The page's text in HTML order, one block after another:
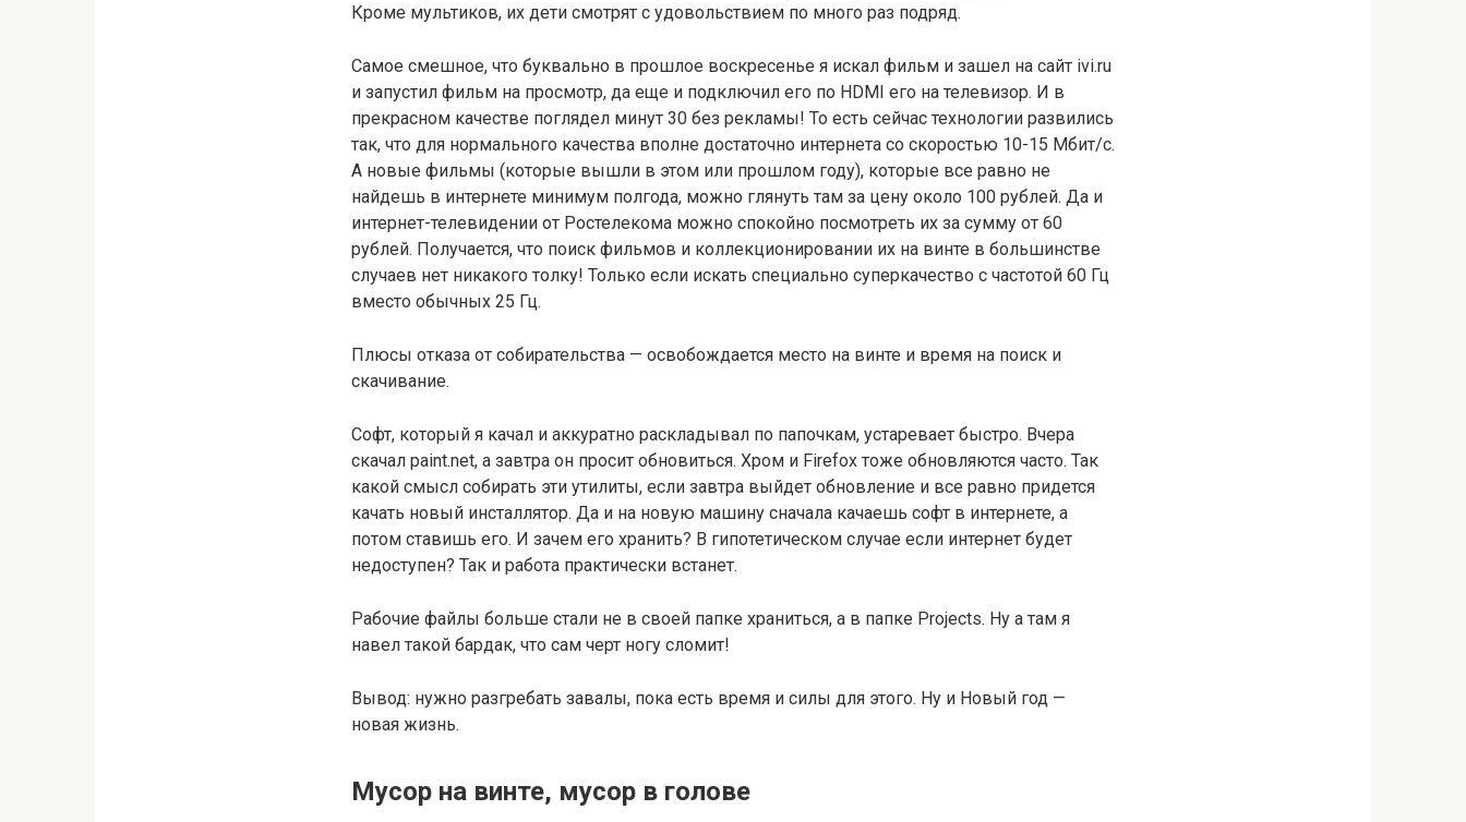
Кроме мультиков, их дети смотрят с удовольствием по много раз подряд.
Самое смешное, что буквально в прошлое воскресенье я искал фильм и зашел на сайт ivi.ru
и запустил фильм на просмотр, да еще и подключил его по HDMI его на телевизор. И в
прекрасном качестве поглядел минут 30 без рекламы! То есть сейчас технологии развились
так, что для нормального качества вполне достаточно интернета со скоростью 10-15 Мбит/с.
А новые фильмы (которые вышли в этом или прошлом году), которые все равно не
найдешь в интернете минимум полгода, можно глянуть там за цену около 100 рублей. Да и
интернет-телевидении от Ростелекома можно спокойно посмотреть их за сумму от 60
рублей. Получается, что поиск фильмов и коллекционировании их на винте в большинстве
случаев нет никакого толку! Только если искать специально суперкачество с частотой 60 Гц
вместо обычных 25 Гц.
Плюсы отказа от собирательства — освобождается место на винте и время на поиск и
скачивание.
Софт, который я качал и аккуратно раскладывал по папочкам, устаревает быстро. Вчера
скачал paint.net, а завтра он просит обновиться. Хром и Firefox тоже обновляются часто. Так
какой смысл собирать эти утилиты, если завтра выйдет обновление и все равно придется
качать новый инсталлятор. Да и на новую машину сначала качаешь софт в интернете, а
потом ставишь его. И зачем его хранить? В гипотетическом случае если интернет будет
недоступен? Так и работа практически встанет.
Рабочие файлы больше стали не в своей папке храниться, а в папке Projects. Ну а там я
навел такой бардак, что сам черт ногу сломит!
Вывод: нужно разгребать завалы, пока есть время и силы для этого. Ну и Новый год —
новая жизнь.
Мусор на винте, мусор в голове